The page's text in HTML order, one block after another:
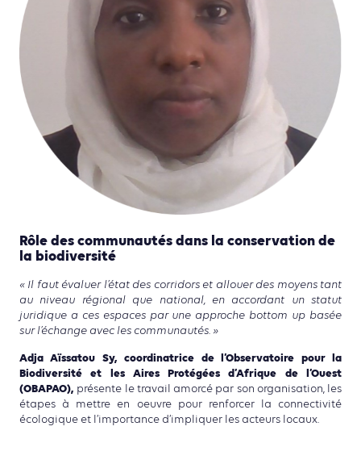
Rôle des communautés dans la conservation de
la biodiversité
« Il faut évaluer l’état des corridors et allouer des moyens tant
au niveau régional que national, en accordant un statut
juridique a ces espaces par une approche bottom up basée
sur l’échange avec les communautés. »
Adja Aïssatou Sy, coordinatrice de l’Observatoire pour la
Biodiversité et les Aires Protégées d’Afrique de l’Ouest
(OBAPAO), présente le travail amorcé par son organisation, les
étapes à mettre en oeuvre pour renforcer la connectivité
écologique et l’importance d’impliquer les acteurs locaux.